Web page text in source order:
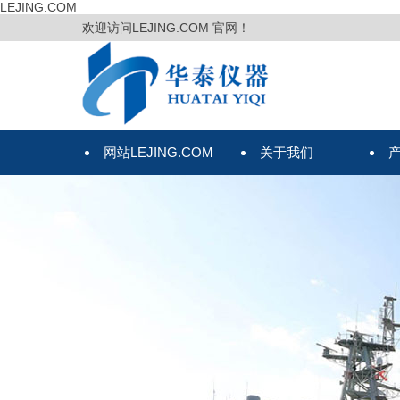
LEJING.COM
欢迎访问LEJING.COM 官网！
网站LEJING.COM 关于我们